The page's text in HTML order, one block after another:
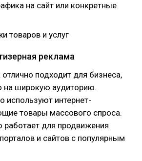
на сайт или конкретные
товаров и услуг
реклама
подходит для бизнеса,
на широкую аудиторию.
используют интернет-
товары массового спроса.
для продвижения
и сайтов с популярным